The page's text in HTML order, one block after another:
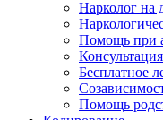
Нарколог на
Помощь при
Бесплатное
Помощь